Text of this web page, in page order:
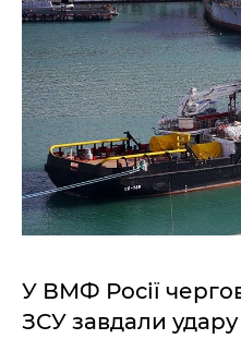
У ВМФ Росії
ЗСУ завдали